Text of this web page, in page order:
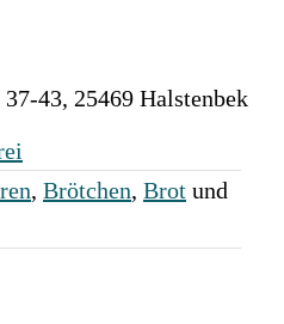
37-43, 25469 Halstenbek
, Brötchen, Brot und